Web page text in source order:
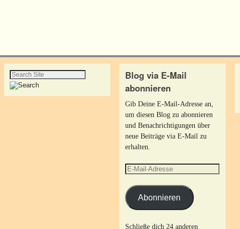
Blog via E-Mail
abonnieren
Gib Deine E-Mail-Adresse an,
um diesen Blog zu abonnieren
und Benachrichtigungen über
neue Beiträge via E-Mail zu
erhalten.
Abonnieren
Schließe dich 24 anderen